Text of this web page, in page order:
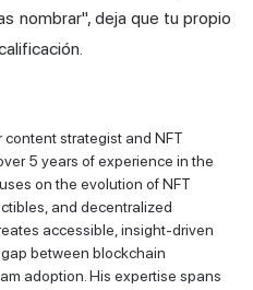
nombrar", deja que tu propio
strategist and NFT
5 years of experience in the
on the evolution of NFT
and decentralized
accessible, insight-driven
between blockchain
adoption. His expertise spans